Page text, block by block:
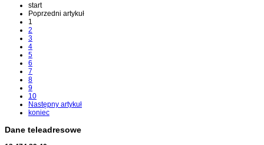
start
Poprzedni artykuł
1
2
3
4
5
6
7
8
9
10
Następny artykuł
koniec
Dane teleadresowe